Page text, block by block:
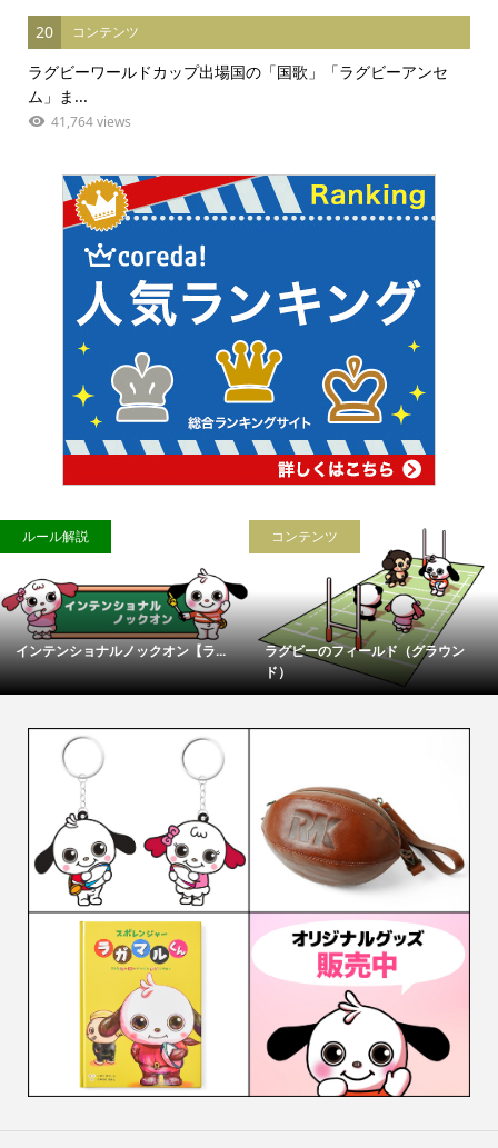
20 コンテンツ
ラグビーワールドカップ出場国の「国歌」「ラグビーアンセ
ム」ま...
41,764 views
ルール解説
インテンショナルノックオン【ラ...
コンテンツ
ラグビーのフィールド（グラウン
ド）